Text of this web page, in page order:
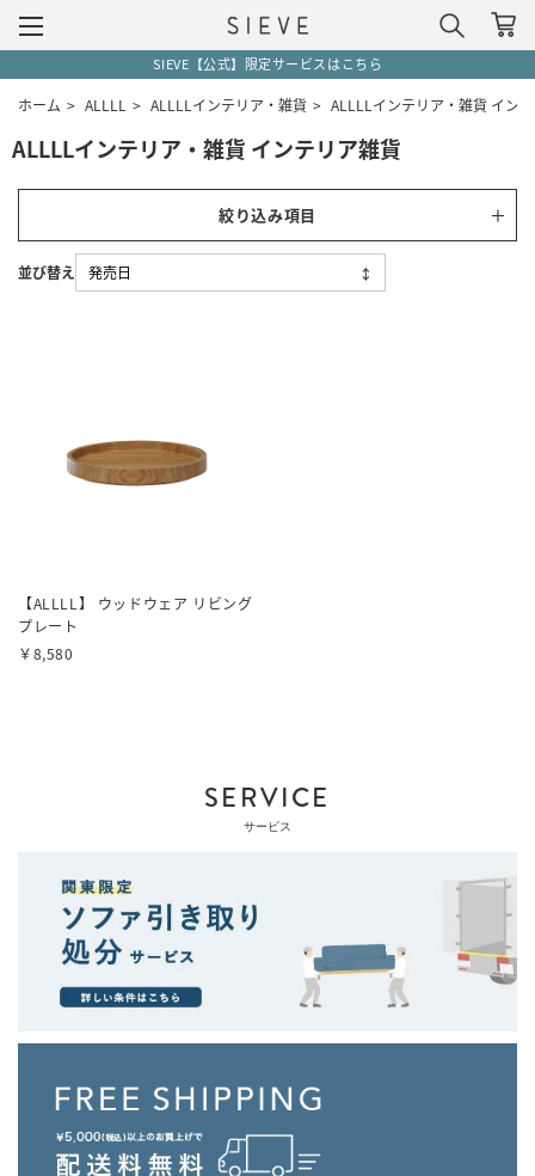
SIEVE【公式】限定サービスはこちら
ホーム > ALLLL > ALLLLインテリア・雑貨 > ALLLLインテリア・雑貨 イン
ALLLLインテリア・雑貨 インテリア雑貨
絞り込み項目
【ALLLL】 ウッドウェア リビング
プレート
￥8,580
SERVICE
サービス